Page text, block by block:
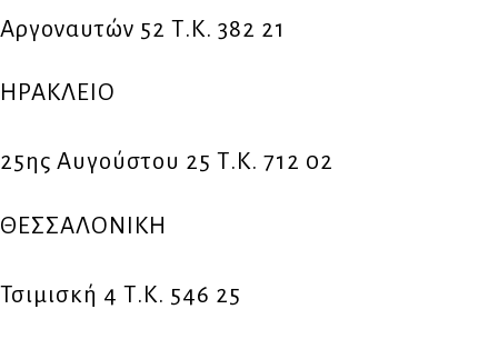
Αργοναυτών 52 Τ.Κ. 382 21
ΗΡΑΚΛΕΙΟ
25ης Αυγούστου 25 Τ.Κ. 712 02
ΘΕΣΣΑΛΟΝΙΚΗ
Τσιμισκή 4 Τ.Κ. 546 25